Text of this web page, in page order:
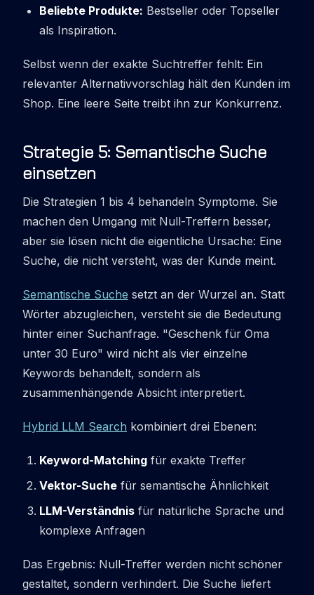
Beliebte Produkte: Bestseller oder Topseller
als Inspiration.
Selbst wenn der exakte Suchtreffer fehlt: Ein
relevanter Alternativvorschlag hält den Kunden im
Shop. Eine leere Seite treibt ihn zur Konkurrenz.
Strategie 5: Semantische Suche
einsetzen
Die Strategien 1 bis 4 behandeln Symptome. Sie
machen den Umgang mit Null-Treffern besser,
aber sie lösen nicht die eigentliche Ursache: Eine
Suche, die nicht versteht, was der Kunde meint.
Semantische Suche setzt an der Wurzel an. Statt
Wörter abzugleichen, versteht sie die Bedeutung
hinter einer Suchanfrage. "Geschenk für Oma
unter 30 Euro" wird nicht als vier einzelne
Keywords behandelt, sondern als
zusammenhängende Absicht interpretiert.
Hybrid LLM Search kombiniert drei Ebenen:
Keyword-Matching für exakte Treffer
Vektor-Suche für semantische Ähnlichkeit
LLM-Verständnis für natürliche Sprache und
komplexe Anfragen
Das Ergebnis: Null-Treffer werden nicht schöner
gestaltet, sondern verhindert. Die Suche liefert